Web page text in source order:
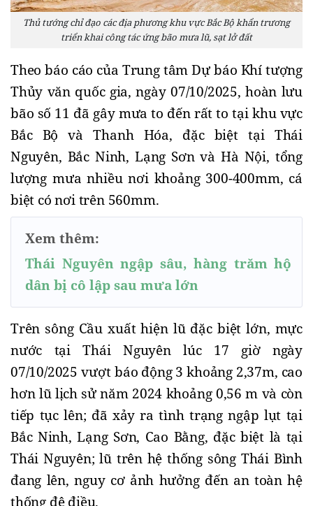
Thủ tướng chỉ đạo các địa phương khu vực Bắc Bộ khẩn trương
triển khai công tác ứng bão mưa lũ, sạt lở đất
Theo báo cáo của Trung tâm Dự báo Khí tượng
Thủy văn quốc gia, ngày 07/10/2025, hoàn lưu
bão số 11 đã gây mưa to đến rất to tại khu vực
Bắc Bộ và Thanh Hóa, đặc biệt tại Thái
Nguyên, Bắc Ninh, Lạng Sơn và Hà Nội, tổng
lượng mưa nhiều nơi khoảng 300-400mm, cá
biệt có nơi trên 560mm.
Xem thêm:
Thái Nguyên ngập sâu, hàng trăm hộ
dân bị cô lập sau mưa lớn
Trên sông Cầu xuất hiện lũ đặc biệt lớn, mực
nước tại Thái Nguyên lúc 17 giờ ngày
07/10/2025 vượt báo động 3 khoảng 2,37m, cao
hơn lũ lịch sử năm 2024 khoảng 0,56 m và còn
tiếp tục lên; đã xảy ra tình trạng ngập lụt tại
Bắc Ninh, Lạng Sơn, Cao Bằng, đặc biệt là tại
Thái Nguyên; lũ trên hệ thống sông Thái Bình
đang lên, nguy cơ ảnh hưởng đến an toàn hệ
thống đê điều.